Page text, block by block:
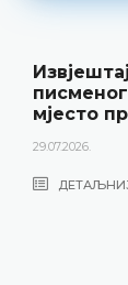
Јавни
22.06.2026.